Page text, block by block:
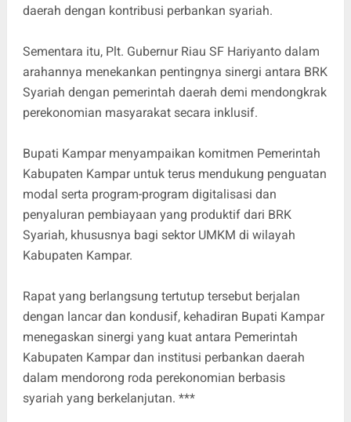
daerah dengan kontribusi perbankan syariah.
Sementara itu, Plt. Gubernur Riau SF Hariyanto dalam
arahannya menekankan pentingnya sinergi antara BRK
Syariah dengan pemerintah daerah demi mendongkrak
perekonomian masyarakat secara inklusif.
Bupati Kampar menyampaikan komitmen Pemerintah
Kabupaten Kampar untuk terus mendukung penguatan
modal serta program-program digitalisasi dan
penyaluran pembiayaan yang produktif dari BRK
Syariah, khususnya bagi sektor UMKM di wilayah
Kabupaten Kampar.
Rapat yang berlangsung tertutup tersebut berjalan
dengan lancar dan kondusif, kehadiran Bupati Kampar
menegaskan sinergi yang kuat antara Pemerintah
Kabupaten Kampar dan institusi perbankan daerah
dalam mendorong roda perekonomian berbasis
syariah yang berkelanjutan. ***